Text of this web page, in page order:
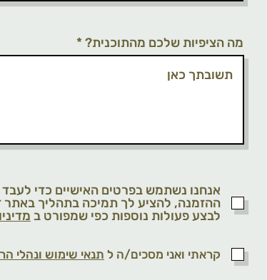
מה הציפיות שלכם מהתוכנית?
אנחנו נשתמש בפרטים האישיים כדי
ההזמנה, להציע לך תמיכה בתהליך באתר
לבצע פעולות נוספות כפי שמפורט ב
קראתי ואני מסכים/ה ל תנאי שימוש ונהלי